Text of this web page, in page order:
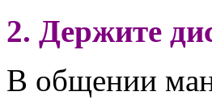
2. Держите
В общении